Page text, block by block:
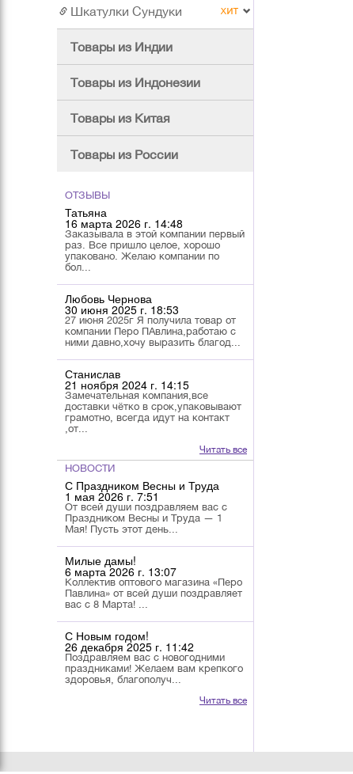
Шкатулки Сундуки
Товары из Индии
Товары из Индонезии
Товары из Китая
Товары из России
ОТЗЫВЫ
Татьяна
16 марта 2026 г. 14:48
Заказывала в этой компании первый
раз. Все пришло целое, хорошо
упаковано. Желаю компании по
бол...
Любовь Чернова
30 июня 2025 г. 18:53
27 июня 2025г Я получила товар от
компании Перо ПАвлина,работаю с
ними давно,хочу выразить благод...
Станислав
21 ноября 2024 г. 14:15
Замечательная компания,все
доставки чётко в срок,упаковывают
грамотно, всегда идут на контакт
,от...
Читать все
НОВОСТИ
С Праздником Весны и Труда
1 мая 2026 г. 7:51
От всей души поздравляем вас с
Праздником Весны и Труда — 1
Мая! Пусть этот день...
Милые дамы!
6 марта 2026 г. 13:07
Коллектив оптового магазина «Перо
Павлина» от всей души поздравляет
вас с 8 Марта! ...
С Новым годом!
26 декабря 2025 г. 11:42
Поздравляем вас с новогодними
праздниками! Желаем вам крепкого
здоровья, благополуч...
Читать все